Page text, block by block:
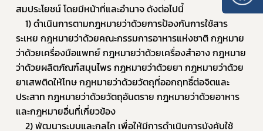
สมประโยชน์ โดยมีหน้าที่และอำนาจ ดังต่อไปนี้
1) ดำเนินการตามกฎหมายว่าด้วยการป้องกันการใช้สาร
ระเหย กฎหมายว่าด้วยคณะกรรมการอาหารแห่งชาติ กฎหมาย
ว่าด้วยเครื่องมือแพทย์ กฎหมายว่าด้วยเครื่องสำอาง กฎหมาย
ว่าด้วยผลิตภัณฑ์สมุนไพร กฎหมายว่าด้วยยา กฎหมายว่าด้วย
ยาเสพติดให้โทษ กฎหมายว่าด้วยวัตถุที่ออกฤทธิ์ต่อจิตและ
ประสาท กฎหมายว่าด้วยวัตถุอันตราย กฎหมายว่าด้วยอาหาร
และกฎหมายอื่นที่เกี่ยวข้อง
2) พัฒนาระบบและกลไก เพื่อให้มีการดำเนินการบังคับใช้